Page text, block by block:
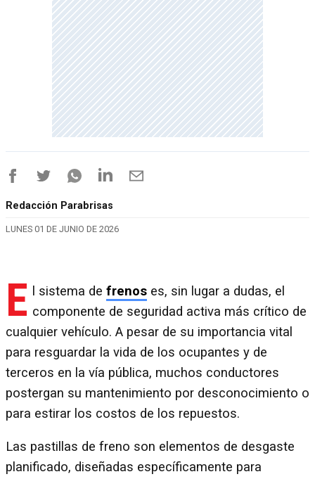
Redacción Parabrisas
LUNES 01 DE JUNIO DE 2026
E l sistema de frenos es, sin lugar a dudas, el
componente de seguridad activa más crítico de
cualquier vehículo. A pesar de su importancia vital
para resguardar la vida de los ocupantes y de
terceros en la vía pública, muchos conductores
postergan su mantenimiento por desconocimiento o
para estirar los costos de los repuestos.
Las pastillas de freno son elementos de desgaste
planificado, diseñadas específicamente para